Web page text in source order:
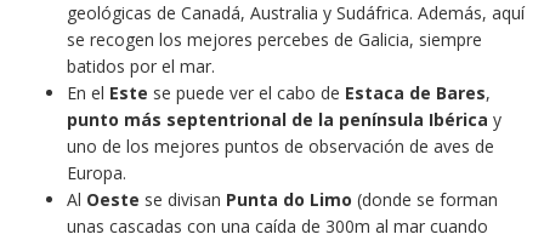
geológicas de Canadá, Australia y Sudáfrica. Además, aquí
se recogen los mejores percebes de Galicia, siempre
batidos por el mar.
En el Este se puede ver el cabo de Estaca de Bares,
punto más septentrional de la península Ibérica y
uno de los mejores puntos de observación de aves de
Europa.
Al Oeste se divisan Punta do Limo (donde se forman
unas cascadas con una caída de 300m al mar cuando